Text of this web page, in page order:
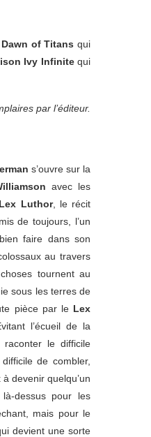
Dawn of Titans qui
Ivy Infinitequi
par l’éditeur.
s’ouvre sur la
avec les
Lex Luthor, le récit
de toujours, l’un
faire dans son
au travers
tournent au
sous les terres de
pièce par le Lex
l’écueil de la
le difficile
de combler,
devenir quelqu’un
là-dessus pour les
mais pour le
devient une sorte